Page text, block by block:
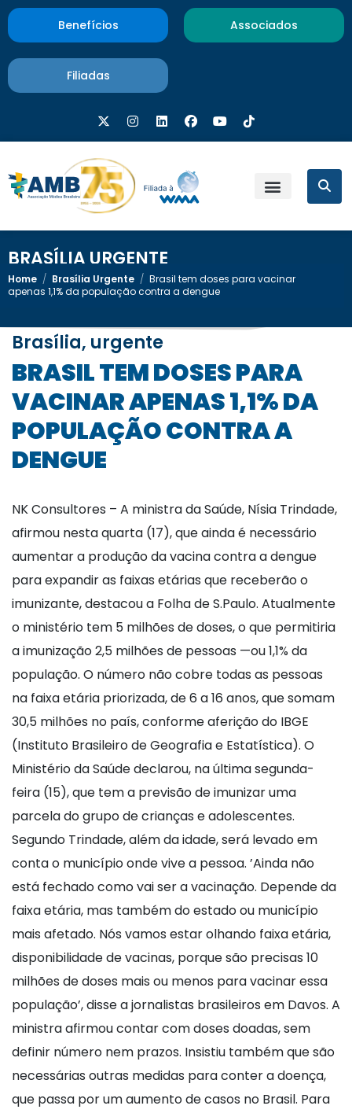
Benefícios Associados
Filiadas
BRASÍLIA URGENTE
Home / Brasília Urgente / Brasil tem doses para vacinar
apenas 1,1% da população contra a dengue
Brasília, urgente
BRASIL TEM DOSES PARA
VACINAR APENAS 1,1% DA
POPULAÇÃO CONTRA A
DENGUE
NK Consultores – A ministra da Saúde, Nísia Trindade,
afirmou nesta quarta (17), que ainda é necessário
aumentar a produção da vacina contra a dengue
para expandir as faixas etárias que receberão o
imunizante, destacou a Folha de S.Paulo. Atualmente
o ministério tem 5 milhões de doses, o que permitiria
a imunização 2,5 milhões de pessoas —ou 1,1% da
população. O número não cobre todas as pessoas
na faixa etária priorizada, de 6 a 16 anos, que somam
30,5 milhões no país, conforme aferição do IBGE
(Instituto Brasileiro de Geografia e Estatística). O
Ministério da Saúde declarou, na última segunda-
feira (15), que tem a previsão de imunizar uma
parcela do grupo de crianças e adolescentes.
Segundo Trindade, além da idade, será levado em
conta o município onde vive a pessoa. ’Ainda não
está fechado como vai ser a vacinação. Depende da
faixa etária, mas também do estado ou município
mais afetado. Nós vamos estar olhando faixa etária,
disponibilidade de vacinas, porque são precisas 10
milhões de doses mais ou menos para vacinar essa
população’, disse a jornalistas brasileiros em Davos. A
ministra afirmou contar com doses doadas, sem
definir número nem prazos. Insistiu também que são
necessárias outras medidas para conter a doença,
que passa por um aumento de casos no Brasil. Para